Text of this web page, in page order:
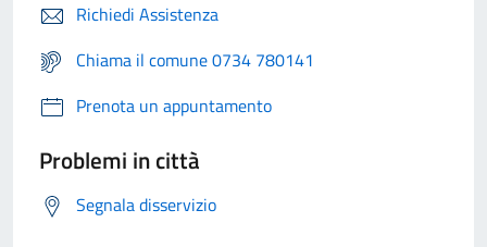
Richiedi Assistenza
Chiama il comune 0734 780141
Prenota un appuntamento
Problemi in città
Segnala disservizio